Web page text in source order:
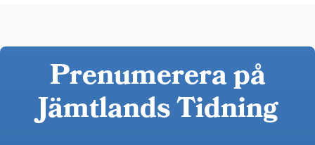
Prenumerera på
Jämtlands Tidning